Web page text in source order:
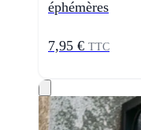
éphémères
7,95 € TTC